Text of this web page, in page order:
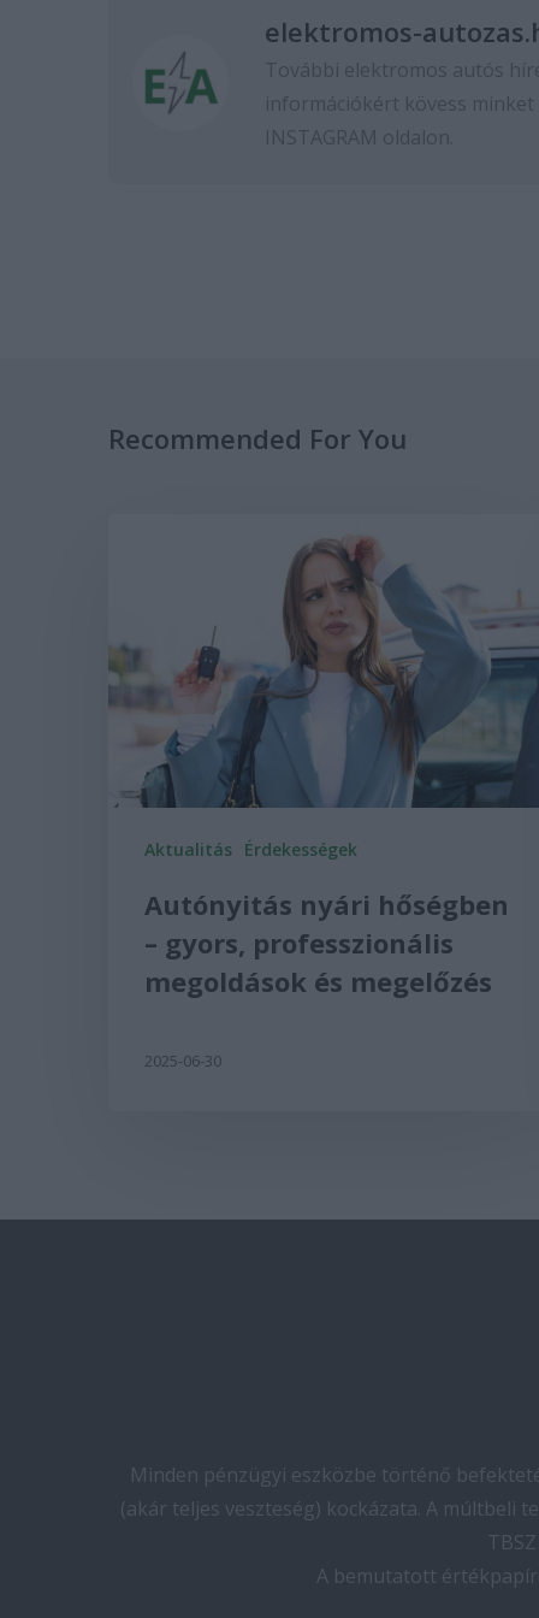
elektromos-
További elektromos autós
információkért kövess minket
INSTAGRAM oldalon.
Recommended For You
Aktualitás Érdekességek
Autónyitás nyári hőségben
– gyors, professzionális
megoldások és megelőzés
2025-06-30
Minden pénzügyi eszközbe történő
(akár teljes veszteség) kockázata. A múltbeli
A bemutatott